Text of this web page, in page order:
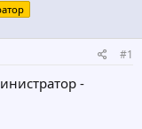
#1
-